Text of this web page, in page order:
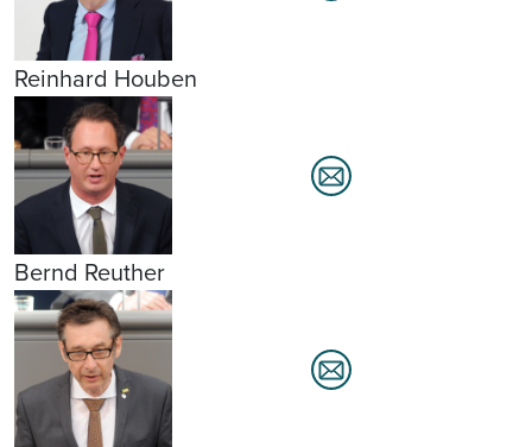
Reinhard Houben
Bernd Reuther